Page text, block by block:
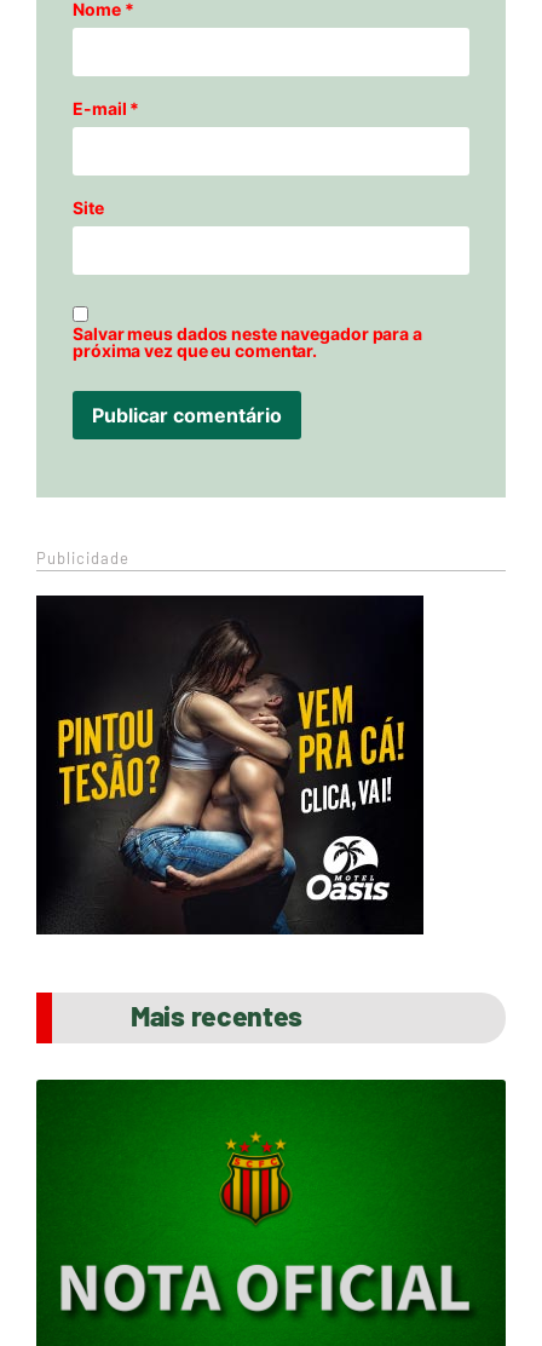
Nome *
E-mail *
Site
Salvar meus dados neste navegador para a
próxima vez que eu comentar.
Publicidade
Mais recentes